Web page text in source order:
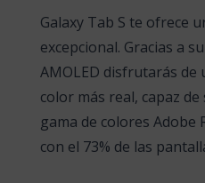
Galaxy Tab S te ofrece
excepcional. Gracias a
AMOLED disfrutarás de
color más real, capaz
gama de colores Adobe
con el 73% de las